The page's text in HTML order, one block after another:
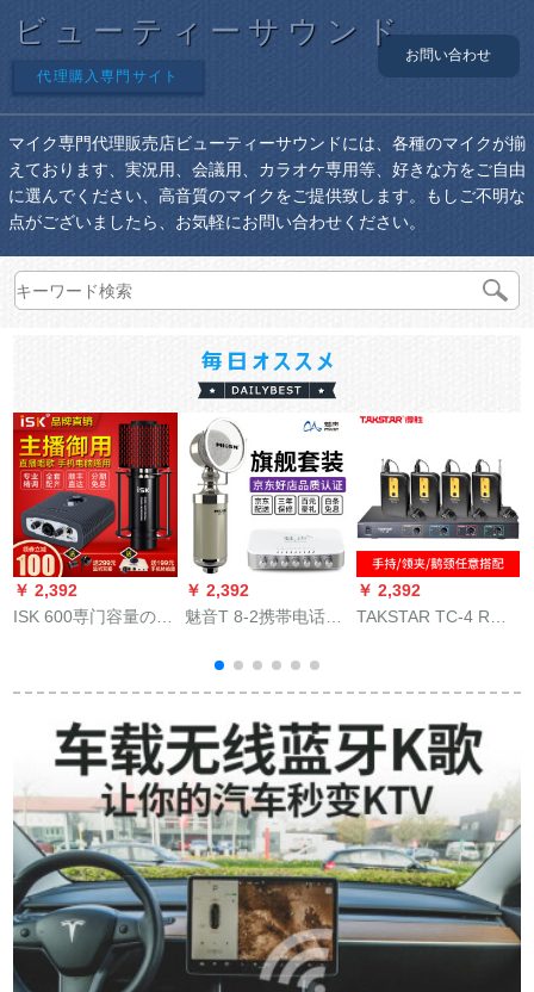
ビューティーサウンド
代理購入専門サイト
お問い合わせ
マイク専門代理販売店ビューティーサウンドには、各種のマイクが揃
えております、実況用、会議用、カラオケ専用等、好きな方をご自由
に選んでください、高音質のマイクをご提供致します。もしご不明な
点がございましたら、お気軽にお問い合わせください。
￥ 2,392
ISK 600専门容量のマ
ピジューの素早さは
音を立てて生放送し
ています。ピルマイ
トといいます。マイ
クのイケンの音カド
のスポットライト汎
用ISK 600ロケト+ア
イケツ
￥ 2,392
魅音T 8-2携帯电话の
を歌って录音しま
す。マイクを生放送
します。全セクトの
パソコンの外付けの
音响カードドMS-2グ
ーレー
￥ 2,392
TAKSTAR TC-4 R専
と、ガチーショウの
首が式の舞台をリド
して出演します。司
会のマイクの腰がデ
スティックに引っか
かって、持っている
本体+4つのリドをつ
ける。